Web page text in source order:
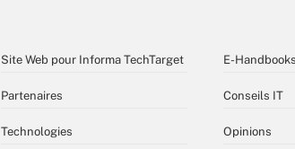
Site Web pour Informa TechTarget
Partenaires
Technologies
E-
Conseils IT
Opinions